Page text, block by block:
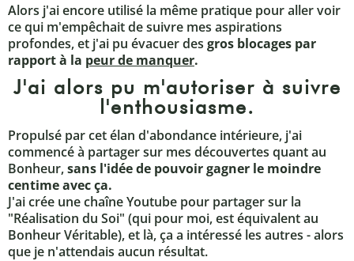
Alors j'ai encore utilisé la même pratique pour aller voir
ce qui m'empêchait de suivre mes aspirations
profondes, et j'ai pu évacuer des gros blocages par
rapport à la peur de manquer.
J'ai alors pu m'autoriser à suivre
l'enthousiasme.
Propulsé par cet élan d'abondance intérieure, j'ai
commencé à partager sur mes découvertes quant au
Bonheur,sans l'idée de pouvoir gagner le moindre
centime avec ça.
J'ai crée une chaîne Youtube pour partager sur la
"Réalisation du Soi" (qui pour moi, est équivalent au
Bonheur Véritable), et là, ça a intéressé les autres - alors
que je n'attendais aucun résultat.